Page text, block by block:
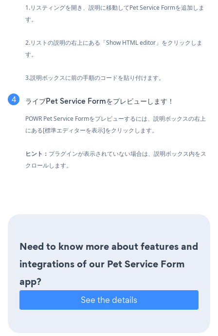
1.リスティングを開き、説明に移動してPet Service Formを追加しま
す。
2.リストの説明の右上にある「Show HTML editor」をクリックしま
す。
3.説明ボックスに前の手順のコードを貼り付けます。
ライブPet Service Formをプレビューします！
POWR Pet Service Formをプレビューするには、説明ボックスの右上
にある[標準エディターを表示]をクリックします。
ヒント： プラグインが表示されていない場合は、説明ボックス内をス
クロールします。
Need to know more about features and
integrations of our Pet Service Form
app?
See the details